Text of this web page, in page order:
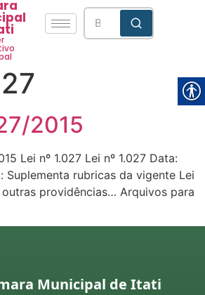
2015
Lei nº 1.027 Lei nº 1.027 Data:
Suplementa rubricas da vigente Lei
providências… Arquivos para
Municipal de Itati